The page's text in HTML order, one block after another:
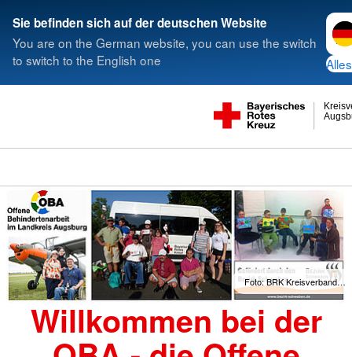
Sie befinden sich auf der deutschen Website
You are on the German website, you can use the switch
to switch to the English one
Foto: BRK Kreisverband…
Willkommen bei der